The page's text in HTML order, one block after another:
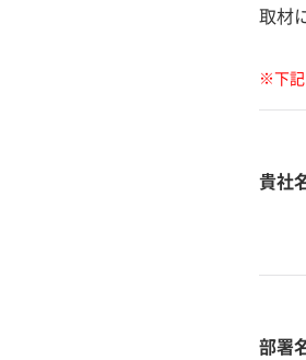
取材
※下記
貴社
部署